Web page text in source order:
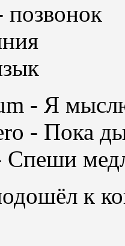
позвонок
- Я
- Пока
Спеши
к